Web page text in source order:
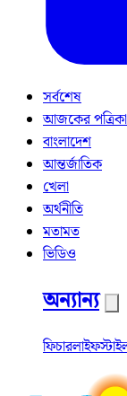
সর্বশেষ
আজকের পত্রিকা
বাংলাদেশ
আন্তর্জাতিক
খেলা
অর্থনীতি
মতামত
ভিডিও
অন্যান্য
ফিচার